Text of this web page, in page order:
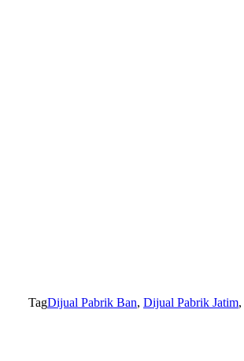
TagDijual Pabrik Ban, Dijual Pabrik Jatim,